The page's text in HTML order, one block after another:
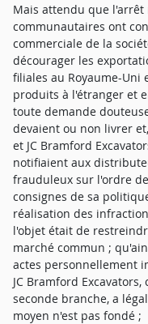
Mais attendu que
communautaires ont
commerciale de la
décourager les
filiales au Royaume-Uni
produits à l'étranger et
toute demande
devaient ou non livrer
et JC Bramford
notifiaient aux
frauduleux sur l'ordre
consignes de sa
réalisation des
l'objet était de
marché commun ;
actes personnellement
JC Bramford
seconde branche, a
moyen n'est pas fondé ;